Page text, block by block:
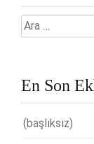
Arama:
En Son
(başlıksız)